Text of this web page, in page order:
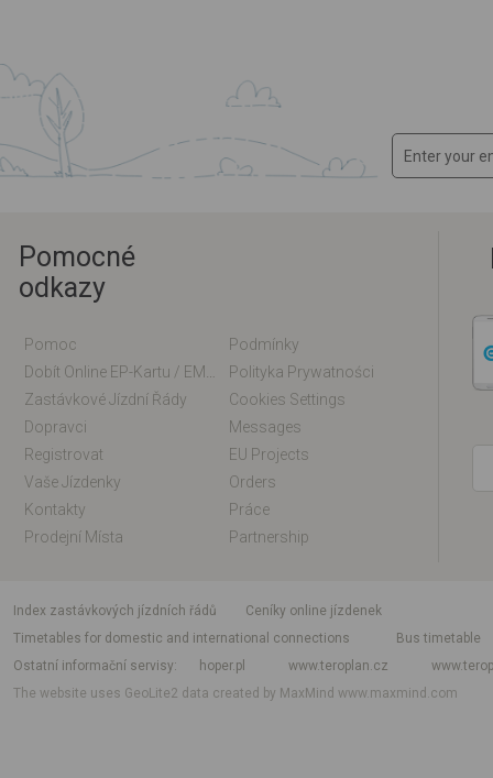
Pomocné
odkazy
Pomoc
Podmínky
Polityka Prywatności
Zastávkové Jízdní Řády
Cookies Settings
Dopravci
Messages
Registrovat
EU Projects
Vaše Jízdenky
Orders
Kontakty
Práce
Prodejní Místa
Partnership
index zastávkových jízdních řádů
Ceníky online jízdenek
Timetables for domestic and international connections
Bus timetable
Ostatní informační servisy
hoper.pl www.teroplan.cz
The website uses GeoLite2 data created by MaxMindwww.maxmind.com